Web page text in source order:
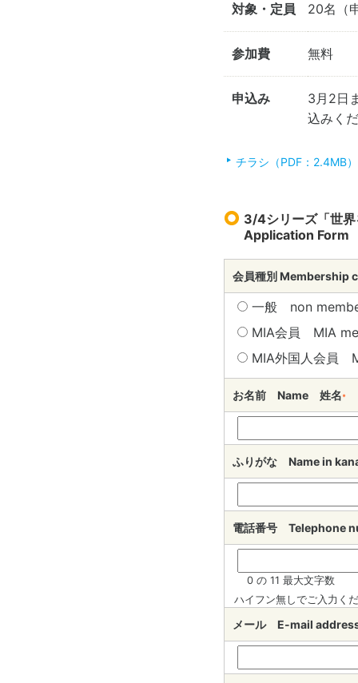
対象・定員 20名（
参加費 無料
申込み
3月2日
込みく
チラシ（PDF：2.4MB）
3/4シリーズ「世
Application Form
会員種別 Membership
一般 non
MIA会員 MIA
MIA外国人会員
お名前 Name 姓名*
ふりがな Name in
電話番号 Telephone
0 の 11 最大文字数
ハイフン無しでご入力く
メール E-mail